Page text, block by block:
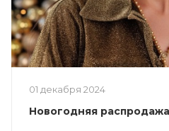
01 декабря 2024
Новогодняя